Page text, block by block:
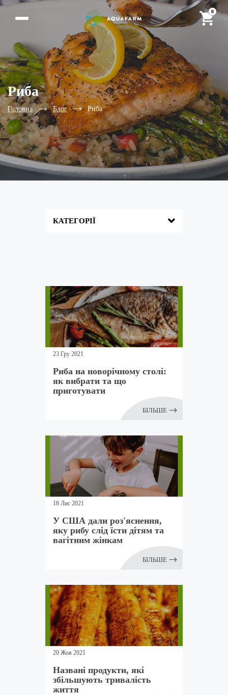
0
Риба
Головна Блог Риба
КАТЕГОРІЇ
23 Гру 2021
Риба на новорічному столі:
як вибрати та що
приготувати
БІЛЬШЕ
18 Лис 2021
У США дали роз'яснення,
яку рибу слід їсти дітям та
вагітним жінкам
БІЛЬШЕ
20 Жов 2021
Названі продукти, які
збільшують тривалість
життя